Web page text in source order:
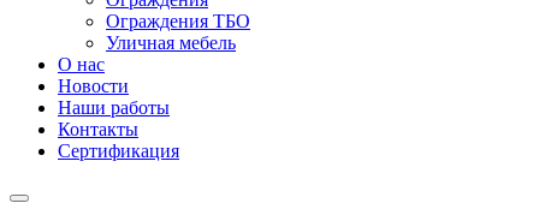
Ограждения ТБО
Уличная мебель
О нас
Новости
Наши работы
Контакты
Сертификация